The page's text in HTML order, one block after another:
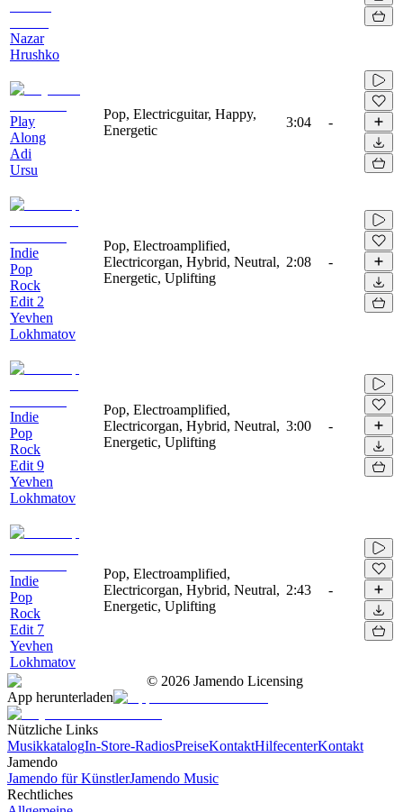
Nazar
Hrushko
Play
Along
Adi
Ursu
Pop, Electricguitar, Happy,
Energetic
3:04 -
Indie
Pop
Rock
Edit 2
Yevhen
Lokhmatov
Pop, Electroamplified,
Electricorgan, Hybrid, Neutral,
Energetic, Uplifting
2:08 -
Indie
Pop
Rock
Edit 9
Yevhen
Lokhmatov
Pop, Electroamplified,
Electricorgan, Hybrid, Neutral,
Energetic, Uplifting
3:00 -
Indie
Pop
Rock
Edit 7
Yevhen
Lokhmatov
Pop, Electroamplified,
Electricorgan, Hybrid, Neutral,
Energetic, Uplifting
2:43 -
© 2026 Jamendo Licensing
App herunterladen
Nützliche Links
MusikkatalogIn-Store-RadiosPreiseKontaktHilfecenterKontakt
Jamendo
Jamendo für KünstlerJamendo Music
Rechtliches